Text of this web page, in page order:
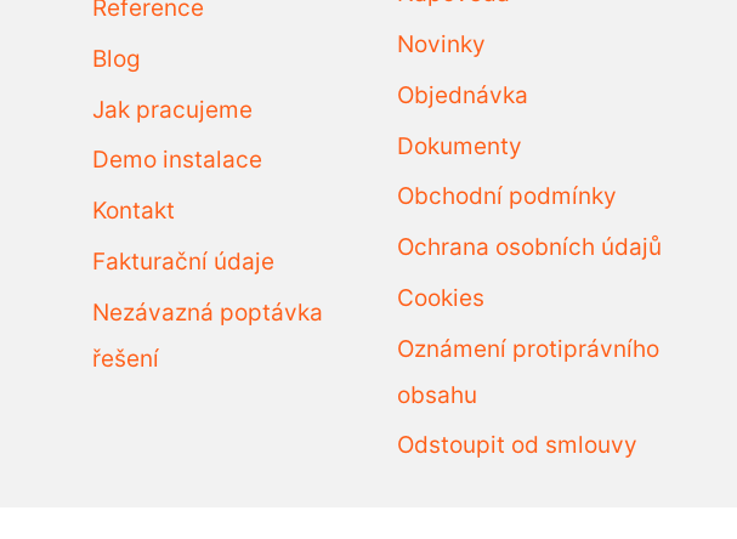
Reference
Blog
Jak pracujeme
Demo instalace
Kontakt
Fakturační údaje
Nezávazná poptávka
řešení
Novinky
Objednávka
Dokumenty
Obchodní podmínky
Ochrana osobních údajů
Cookies
Oznámení protiprávního
obsahu
Odstoupit od smlouvy